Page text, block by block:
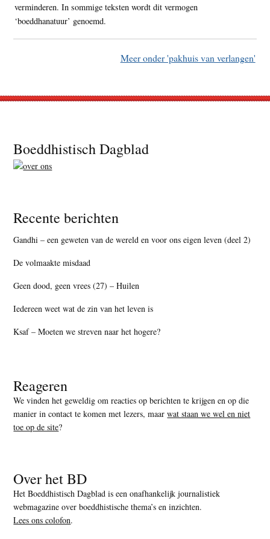
verminderen. In sommige teksten wordt dit vermogen
‘boeddhanatuur’ genoemd.
Meer onder 'pakhuis van verlangen'
Footer
Boeddhistisch Dagblad
Recente berichten
Gandhi – een geweten van de wereld en voor ons eigen leven (deel 2)
De volmaakte misdaad
Geen dood, geen vrees (27) – Huilen
Iedereen weet wat de zin van het leven is
Ksaf – Moeten we streven naar het hogere?
Reageren
We vinden het geweldig om reacties op berichten te krijgen en op die
manier in contact te komen met lezers, maarwat staan we wel en niet
toe op de site?
Over het BD
Het Boeddhistisch Dagblad is een onafhankelijk journalistiek
webmagazine over boeddhistische thema’s en inzichten.
Lees ons colofon.